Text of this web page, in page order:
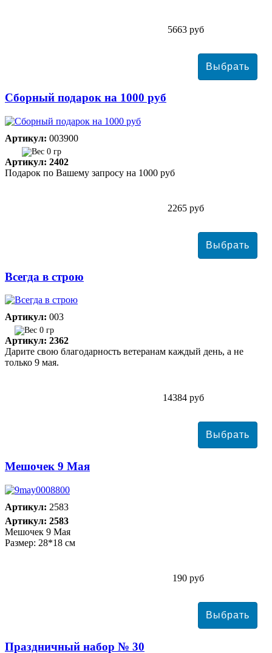
5663 руб
Сборный подарок на 1000 руб
Артикул: 003900
0 гр
Артикул: 2402
Подарок по Вашему запросу на 1000 руб
2265 руб
Всегда в строю
Артикул: 003
0 гр
Артикул: 2362
Дарите свою благодарность ветеранам каждый день, а не
только 9 мая.
14384 руб
Мешочек 9 Мая
Артикул: 2583
Артикул: 2583
Мешочек 9 Мая
Размер: 28*18 см
190 руб
Праздничный набор № 30